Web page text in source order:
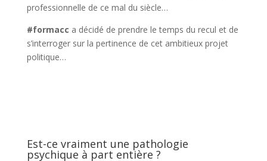
professionnelle de ce mal du siècle…
#formacc a décidé de prendre le temps du recul et de
s’interroger sur la pertinence de cet ambitieux projet
politique…
Est-ce vraiment une pathologie
psychique à part entière ?